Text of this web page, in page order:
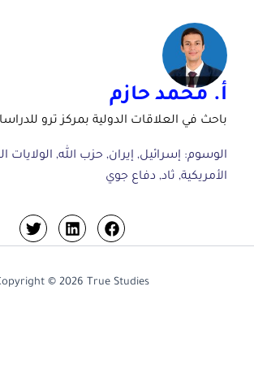
محمد حازم
في العلاقات الدولية بمركز ترو للدراسات
إسرائيل,إيران, حزب الله,الولايات المتحدة
,ثاد,دفاع جوي
Copyright © 2026 True Studies